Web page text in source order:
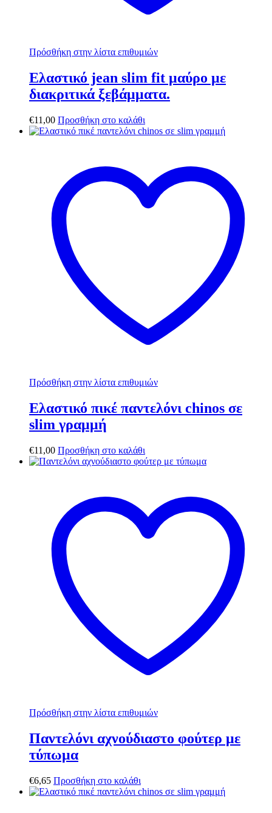
Πρόσθήκη στην λίστα επιθυμιών
Ελαστικό jean slim fit μαύρο με
διακριτικά ξεβάμματα.
€11,00 Προσθήκη στο καλάθι
Πρόσθήκη στην λίστα επιθυμιών
Ελαστικό πικέ παντελόνι chinos σε
slim γραμμή
€11,00 Προσθήκη στο καλάθι
Πρόσθήκη στην λίστα επιθυμιών
Παντελόνι αχνούδιαστο φούτερ με
τύπωμα
€6,65 Προσθήκη στο καλάθι